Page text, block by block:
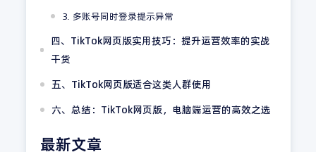
3. 多账号同时登录提示异常
四、TikTok网页版实用技巧：提升运营效率的实战
干货
五、TikTok网页版适合这类人群使用
六、总结：TikTok网页版，电脑端运营的高效之选
最新文章